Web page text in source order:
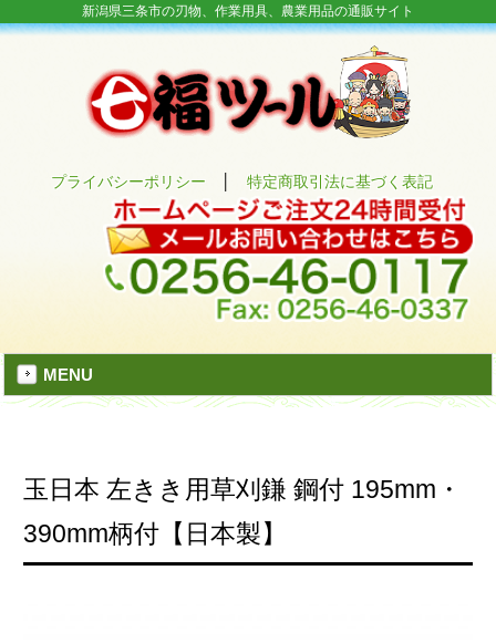
新潟県三条市の刃物、作業用具、農業用品の通販サイト
プライバシーポリシー │特定商取引法に基づく表記
MENU
玉日本 左きき用草刈鎌 鋼付 195mm・
390mm柄付【日本製】